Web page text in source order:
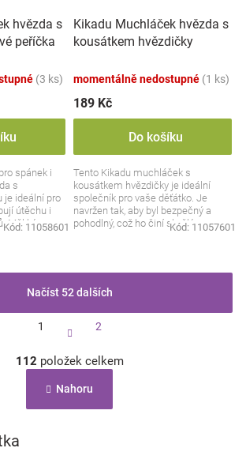
hvězda s
peříčka
(3 ks)
spánek i
s
je ideální pro
útěchu i
Měkký
Kód: 11058601
Kikadu Muchláček hvězda s
kousátkem hvězdičky
momentálně nedostupné (1 ks)
189 Kč
Do košíku
Tento Kikadu muchláček s
kousátkem hvězdičky je ideální
společník pro vaše děťátko. Je
navržen tak, aby byl bezpečný a
pohodlný, což ho činí skvělým
Kód: 11057601
v
á
d
Načíst 52 dalších
t
á
n
k
v
1 2
112 položek celkem
Nahoru